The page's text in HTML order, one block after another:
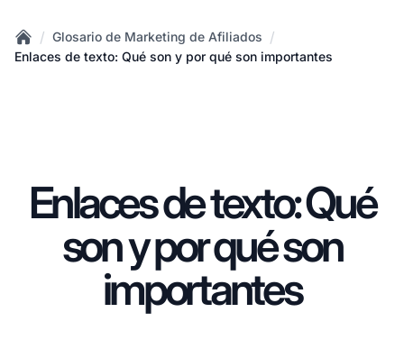
Home
/ Glosario de Marketing de Afiliados /
Enlaces de texto: Qué son y por qué son importantes
Enlaces de texto: Qué
son y por qué son
importantes